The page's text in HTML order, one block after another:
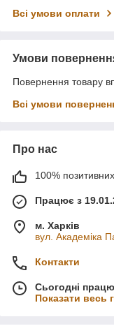
Всі умови оплати
Умови
Повернення товару
Всі умови
Про нас
100% позитивних
Працює з
м. Харків
вул. Академіка
Контакти
Сьогодні
Показати весь